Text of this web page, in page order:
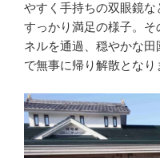
やすく手持ちの双眼鏡
すっかり満足の様子。
ネルを通過、穏やかな
で無事に帰り解散となり